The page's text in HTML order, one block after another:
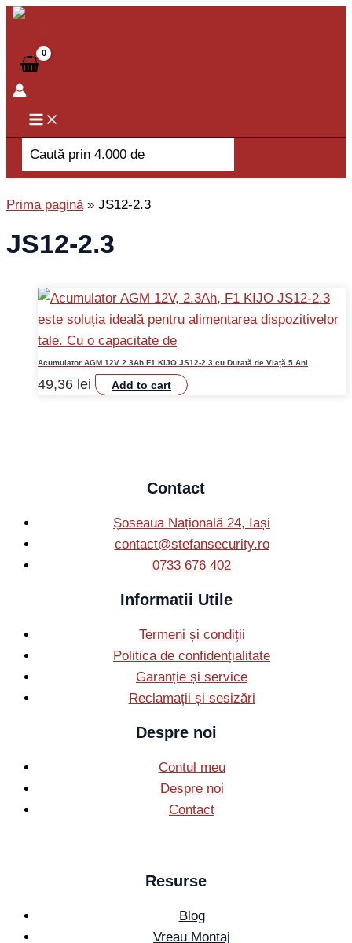
Skip
content
Search
for:
Prima pagină» JS12-2.3
JS12-2.3
Acumulator AGM 12V 2.3Ah F1 KIJO JS12-2.3 cu Durată de Viață 5 Ani
49,36 lei Add to cart
Contact
Șoseaua Națională 24, Iași
contact@stefansecurity.ro
0733 676 402
Informatii Utile
Termeni și condiții
Politica de confidențialitate
Garanție și service
Reclamații și sesizări
Despre noi
Contul meu
Despre noi
Contact
Resurse
Blog
Vreau Montaj